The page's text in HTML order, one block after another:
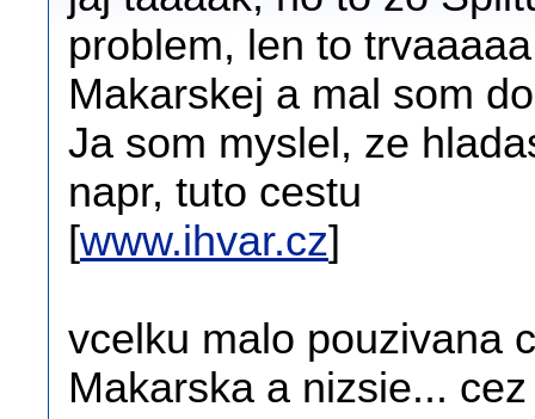
problem, len to
Makarskej a mal som
Ja som myslel, ze
napr, tuto cestu
[www.ihvar.cz]
vcelku malo pouzivana
Makarska a nizsie...